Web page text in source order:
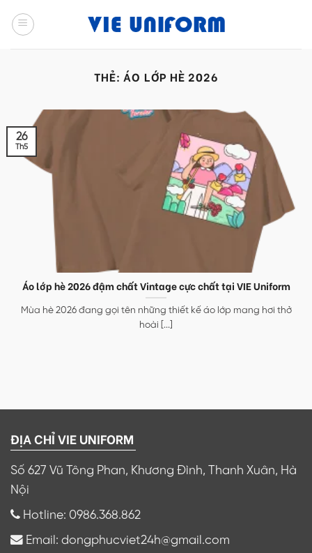
THẺ: ÁO LỚP HÈ 2026
Áo lớp hè 2026 đậm chất Vintage cực chất tại VIE Uniform
Mùa hè 2026 đang gọi tên những thiết kế áo lớp mang hơi thở
hoài [...]
26
Th5
ĐỊA CHỈ VIE UNIFORM
Số 627 Vũ Tông Phan, Khương Đình, Thanh Xuân, Hà
Nội
Hotline: 0986.368.862
Email: dongphucviet24h@gmail.com